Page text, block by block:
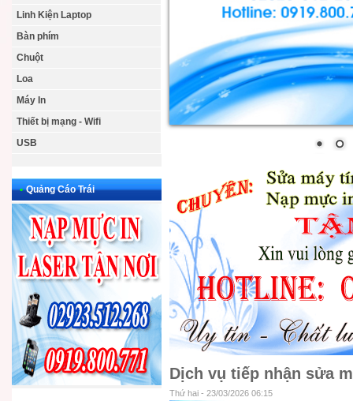
Linh Kiện Laptop
Bàn phím
Chuột
Loa
Máy In
Thiết bị mạng - Wifi
USB
• Quảng Cáo Trái
Dịch vụ tiếp nhận sửa
Thứ hai - 23/03/2026 06:15